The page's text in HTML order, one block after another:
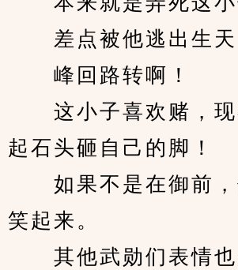
差点被他逃出生天
峰回路转啊！
这小子喜欢赌，现
起石头砸自己的脚！
如果不是在御前，
笑起来。
其他武勋们表情也